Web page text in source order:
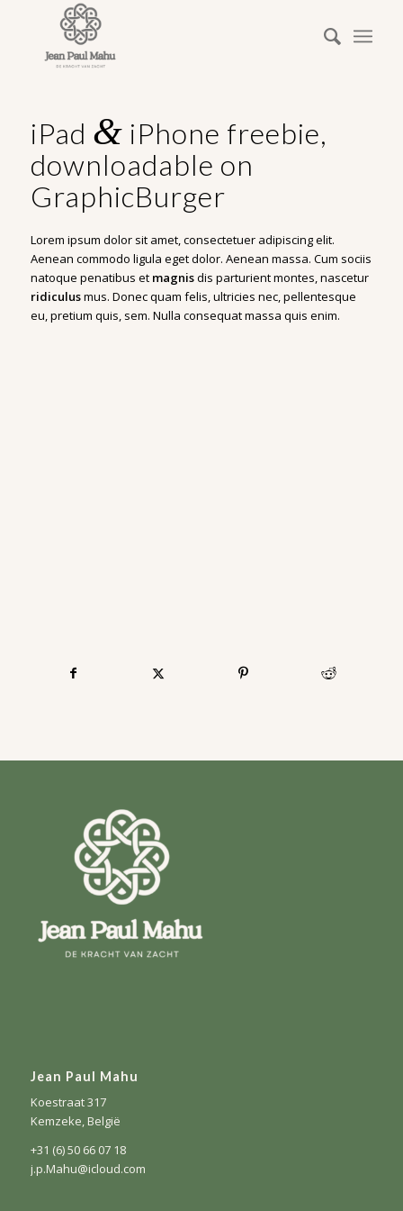
iPad & iPhone freebie,
downloadable on
GraphicBurger
Lorem ipsum dolor sit amet, consectetuer adipiscing elit.
Aenean commodo ligula eget dolor. Aenean massa. Cum sociis
natoque penatibus et magnisdis parturient montes, nascetur
ridiculusmus. Donec quam felis, ultricies nec, pellentesque
eu, pretium quis, sem. Nulla consequat massa quis enim.
Jean Paul Mahu
Koestraat 317
Kemzeke, België
+31 (6) 50 66 07 18
j.p.Mahu@icloud.com